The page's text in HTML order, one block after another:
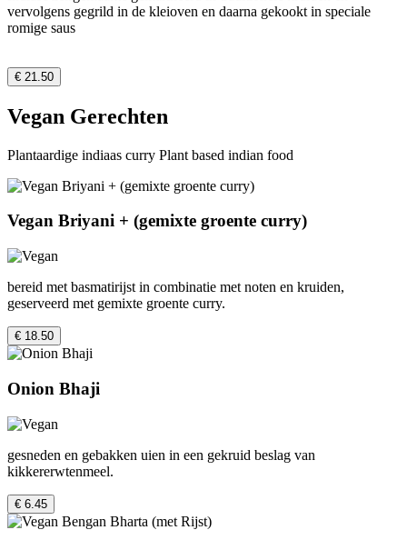
vervolgens gegrild in de kleioven en daarna gekookt in speciale
romige saus
€ 21.50
Vegan Gerechten
Plantaardige indiaas curry Plant based indian food
Vegan Briyani + (gemixte groente curry)
bereid met basmatirijst in combinatie met noten en kruiden,
geserveerd met gemixte groente curry.
€ 18.50
Onion Bhaji
gesneden en gebakken uien in een gekruid beslag van
kikkererwtenmeel.
€ 6.45